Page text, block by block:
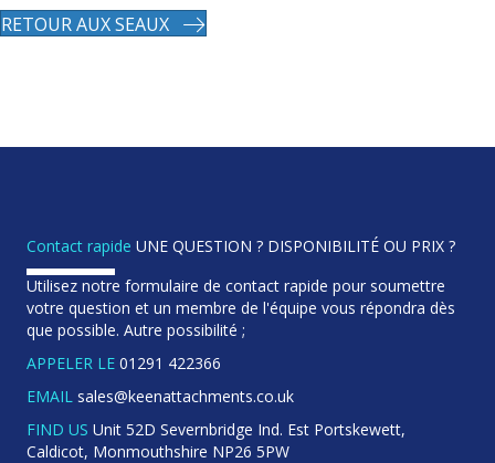
RETOUR AUX SEAUX
Contact rapide UNE QUESTION ? DISPONIBILITÉ OU PRIX ?
Utilisez notre formulaire de contact rapide pour soumettre
votre question et un membre de l'équipe vous répondra dès
que possible. Autre possibilité ;
APPELER LE 01291 422366
EMAIL sales@keenattachments.co.uk
FIND US Unit 52D Severnbridge Ind. Est Portskewett,
Caldicot, Monmouthshire NP26 5PW